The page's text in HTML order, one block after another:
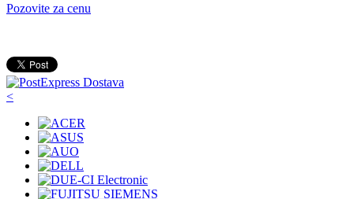
Pozovite za cenu
<